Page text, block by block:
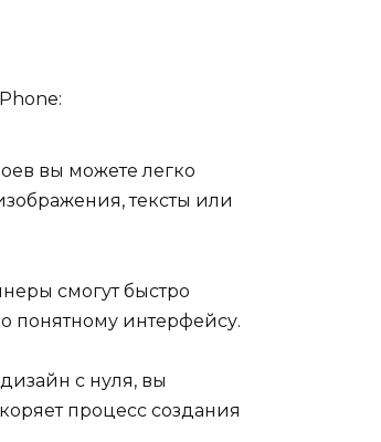
вы можете легко
тексты или
смогут быстро
понятному интерфейсу.
с нуля, вы
процесс создания